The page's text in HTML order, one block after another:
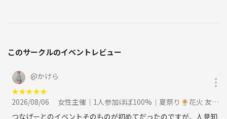
このサークルのイベントレビュー
@かけら
★★★★★
2026/08/06
女性主催｜1人参加ほぼ100%｜夏祭り🌻花火 友達作り｜〜32歳限定 友達作りに参加
つなげーとのイベントそのものが初めてだったのですが、人見知